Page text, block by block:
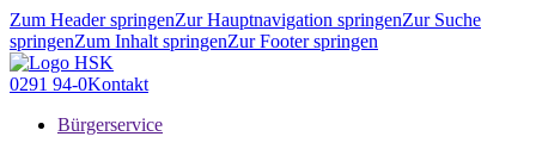
Zum Header springenZur Hauptnavigation springenZur Suche
springenZum Inhalt springenZur Footer springen
0291 94-0Kontakt
Bürgerservice